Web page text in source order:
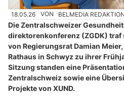
18.05.26 VON BELMEDIA REDAKTION
Die Zentralschweizer
direktorenkonferenz (ZGDK) traf
von Regierungsrat Damian
Rathaus in Schwyz zu ihrer
Sitzung standen eine
Zentralschweiz sowie eine
Projekte von XUND.